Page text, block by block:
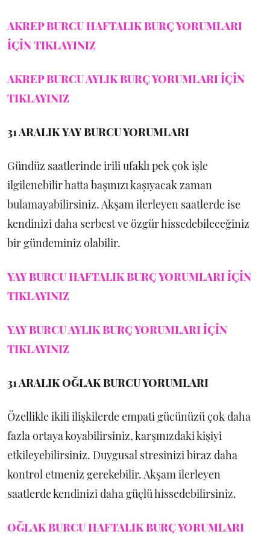
AKREP BURCU HAFTALIK BURÇ YORUMLARI
İÇİN TIKLAYINIZ
AKREP BURCU AYLIK BURÇ YORUMLARI İÇİN
TIKLAYINIZ
31 ARALIKYAY BURCU YORUMLARI
Gündüz saatlerinde irili ufaklı pek çok işle
ilgilenebilir hatta başınızı kaşıyacak zaman
bulamayabilirsiniz. Akşam ilerleyen saatlerde ise
kendinizi daha serbest ve özgür hissedebileceğiniz
bir gündeminiz olabilir.
YAY BURCU HAFTALIK BURÇ YORUMLARI İÇİN
TIKLAYINIZ
YAY BURCU AYLIK BURÇ YORUMLARI İÇİN
TIKLAYINIZ
31 ARALIKOĞLAK BURCU YORUMLARI
Özellikle ikili ilişkilerde empati gücünüzü çok daha
fazla ortaya koyabilirsiniz, karşınızdaki kişiyi
etkileyebilirsiniz. Duygusal stresinizi biraz daha
kontrol etmeniz gerekebilir. Akşam ilerleyen
saatlerde kendinizi daha güçlü hissedebilirsiniz.
OĞLAK BURCU HAFTALIK BURÇ YORUMLARI